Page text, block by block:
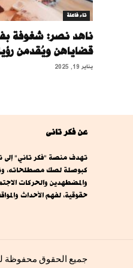
تاء فاعلة
ناهد نصر: شغوفة
قضاياهن ويُقدمن
يناير 19, 2025
عن فكر تانى
تهدف منصة "فكر تاني" إلى
كبوصلة لصك مصطلحاته،
والمضطهدين والحركات
حقوقية، لفهم الأحداث
جميع الحقوق محفوظة